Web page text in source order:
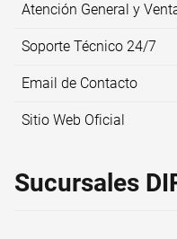
Atención General y
Soporte Técnico 24/7
Email de Contacto
Sitio Web Oficial
Sucursales